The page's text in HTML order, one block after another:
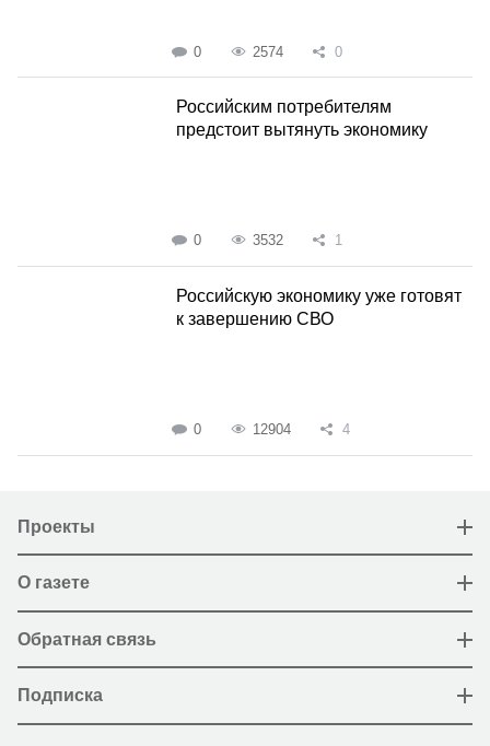
0 2574 0
Российским потребителям
предстоит вытянуть экономику
0 3532 1
Российскую экономику уже готовят
к завершению СВО
0 12904 4
Проекты
О газете
Обратная связь
Подписка